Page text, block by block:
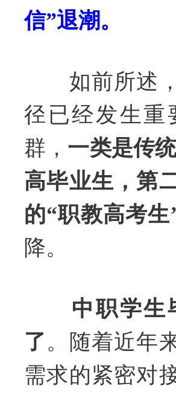
信”退潮。
如前所述，
径已经发生重
群， 一类是传
高毕业生，第
的“职教高考生
降。
中职学生
了 。随着近年
需求的紧密对